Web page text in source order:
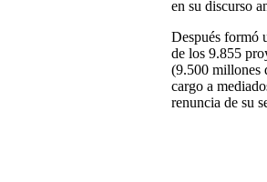
en su discurso
Después formó
de los 9.855
(9.500 millones
cargo a
renuncia de su